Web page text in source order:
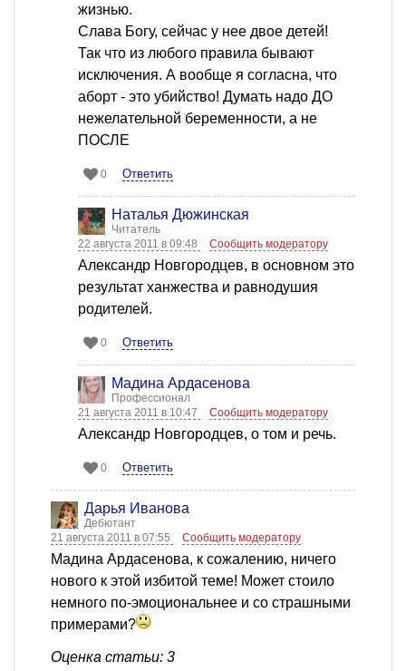
жизнью.
Слава Богу, сейчас у нее двое детей!
Так что из любого правила бывают
исключения. А вообще я согласна, что
аборт - это убийство! Думать надо ДО
нежелательной беременности, а не
ПОСЛЕ
0 Ответить
Наталья Дюжинская
Читатель
22 августа 2011 в 09:48
Сообщить модератору
Александр Новгородцев, в основном это
результат ханжества и равнодушия
родителей.
0 Ответить
Мадина Ардасенова
Профессионал
21 августа 2011 в 10:47
Сообщить модератору
Александр Новгородцев, о том и речь.
0 Ответить
Дарья Иванова
Дебютант
21 августа 2011 в 07:55
Сообщить модератору
Мадина Ардасенова, к сожалению, ничего
нового к этой избитой теме! Может стоило
немного по-эмоциональнее и со страшными
примерами?
Оценка статьи: 3